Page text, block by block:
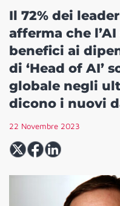
Il 72% dei
afferma che
benefici ai
di ‘Head of AI’
globale negli
dicono i nuovi
22 Novembre 2023